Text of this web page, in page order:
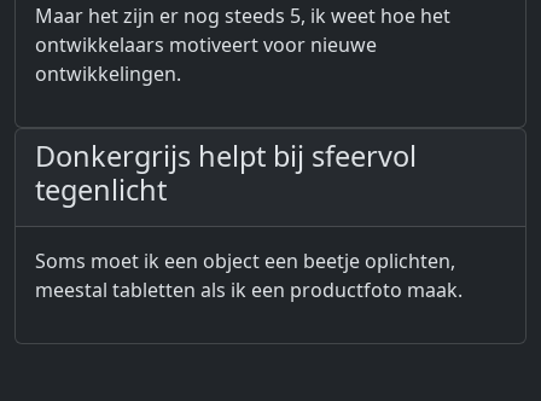
Maar het zijn er nog steeds 5, ik weet hoe het
ontwikkelaars motiveert voor nieuwe
ontwikkelingen.
Donkergrijs helpt bij sfeervol
tegenlicht
Soms moet ik een object een beetje oplichten,
meestal tabletten als ik een productfoto maak.